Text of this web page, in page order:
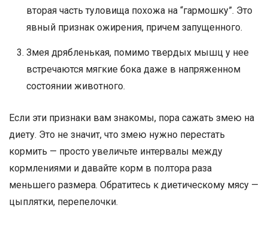
вторая часть туловища похожа на “гармошку”. Это
явный признак ожирения, причем запущенного.
Змея дрябленькая, помимо твердых мышц у нее
встречаются мягкие бока даже в напряженном
состоянии животного.
Если эти признаки вам знакомы, пора сажать змею на
диету. Это не значит, что змею нужно перестать
кормить — просто увеличьте интервалы между
кормлениями и давайте корм в полтора раза
меньшего размера. Обратитесь к диетическому мясу —
цыплятки, перепелочки.